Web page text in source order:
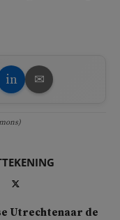
in ✉
Utrechtenaar de